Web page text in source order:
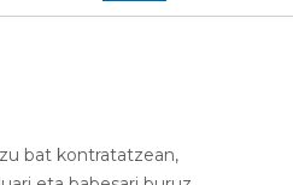
bat kontratatzean,